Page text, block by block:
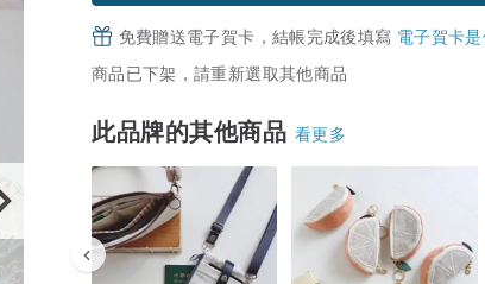
免費贈送電子賀卡，結帳完成後填寫 電子賀卡是
商品已下架，請重新選取其他商品
此品牌的其他商品 看更多